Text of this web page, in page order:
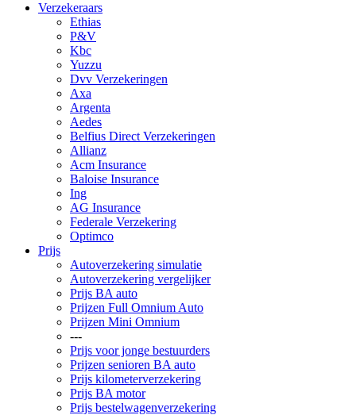
Verzekeraars
Ethias
P&V
Kbc
Yuzzu
Dvv Verzekeringen
Axa
Argenta
Aedes
Belfius Direct Verzekeringen
Allianz
Acm Insurance
Baloise Insurance
Ing
AG Insurance
Federale Verzekering
Optimco
Prijs
Autoverzekering simulatie
Autoverzekering vergelijker
Prijs BA auto
Prijzen Full Omnium Auto
Prijzen Mini Omnium
---
Prijs voor jonge bestuurders
Prijzen senioren BA auto
Prijs kilometerverzekering
Prijs BA motor
Prijs bestelwagenverzekering